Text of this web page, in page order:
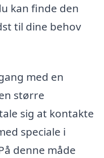
kan finde den
til dine behov
med en
større
sig at kontakte
speciale i
denne måde